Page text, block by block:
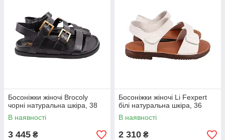
Босоніжки жіночі Brocoly
чорні натуральна шкіра, 38
В наявності
3 445 ₴
Босоніжки жіночі Li Fexpert
білі натуральна шкіра, 36
В наявності
2 310 ₴